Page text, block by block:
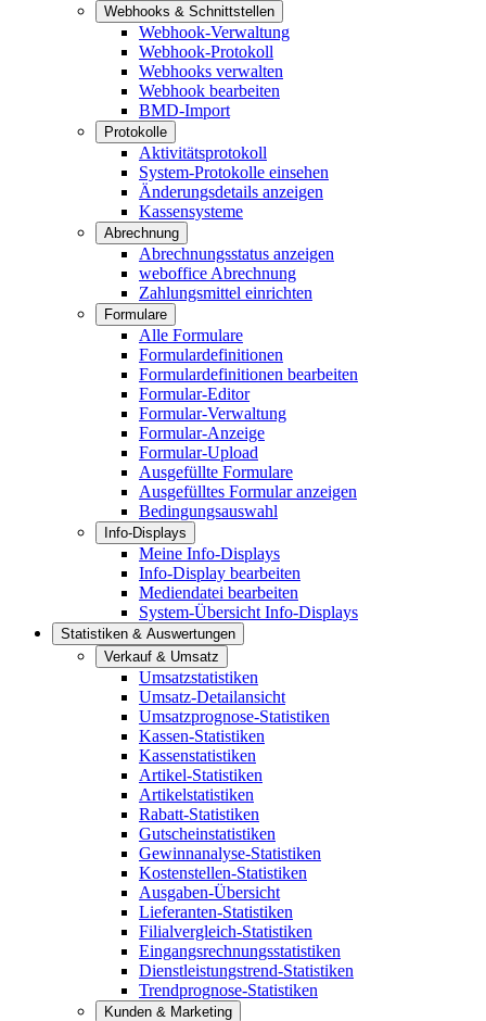
Webhooks & Schnittstellen
Webhook-Verwaltung
Webhook-Protokoll
Webhooks verwalten
Webhook bearbeiten
BMD-Import
Protokolle
Aktivitätsprotokoll
System-Protokolle einsehen
Änderungsdetails anzeigen
Kassensysteme
Abrechnung
Abrechnungsstatus anzeigen
weboffice Abrechnung
Zahlungsmittel einrichten
Formulare
Alle Formulare
Formulardefinitionen
Formulardefinitionen bearbeiten
Formular-Editor
Formular-Verwaltung
Formular-Anzeige
Formular-Upload
Ausgefüllte Formulare
Ausgefülltes Formular anzeigen
Bedingungsauswahl
Info-Displays
Meine Info-Displays
Info-Display bearbeiten
Mediendatei bearbeiten
System-Übersicht Info-Displays
Statistiken & Auswertungen
Verkauf & Umsatz
Umsatzstatistiken
Umsatz-Detailansicht
Umsatzprognose-Statistiken
Kassen-Statistiken
Kassenstatistiken
Artikel-Statistiken
Artikelstatistiken
Rabatt-Statistiken
Gutscheinstatistiken
Gewinnanalyse-Statistiken
Kostenstellen-Statistiken
Ausgaben-Übersicht
Lieferanten-Statistiken
Filialvergleich-Statistiken
Eingangsrechnungsstatistiken
Dienstleistungstrend-Statistiken
Trendprognose-Statistiken
Kunden & Marketing